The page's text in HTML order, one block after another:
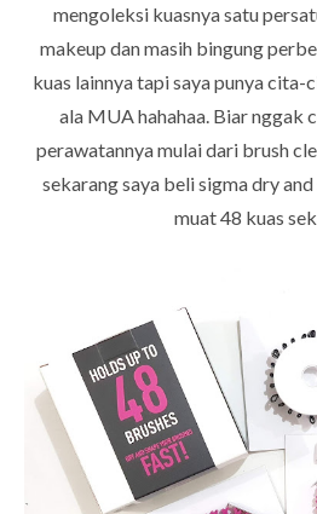
mengoleksi kuasnya satu
makeup dan masih bingung
kuas lainnya tapi saya punya cita-
ala MUA hahahaa. Biar nggak
perawatannyamulai dari brush
sekarang saya beli sigma dry
muat 48 kuas